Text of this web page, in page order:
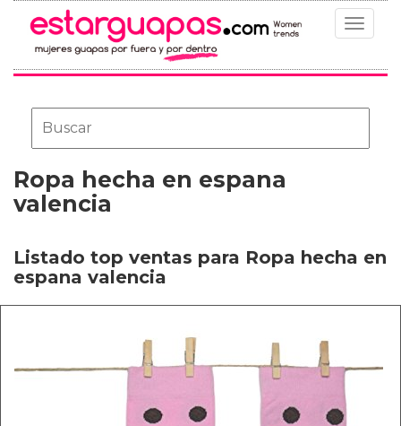
Toggle
Ropa hecha en espana
valencia
Listado top ventas para Ropa hecha en
espana valencia